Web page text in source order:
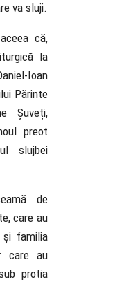
va sluji.
că,
la
Ioan
Părinte
Șuveți,
preot
slujbei
de
care au
și familia
care au
protia